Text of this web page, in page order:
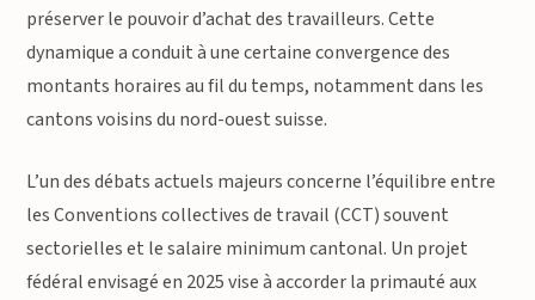
préserver le pouvoir d’achat des travailleurs. Cette
dynamique a conduit à une certaine convergence des
montants horaires au fil du temps, notamment dans les
cantons voisins du nord-ouest suisse.
L’un des débats actuels majeurs concerne l’équilibre entre
les Conventions collectives de travail (CCT) souvent
sectorielles et le salaire minimum cantonal. Un projet
fédéral envisagé en 2025 vise à accorder la primauté aux